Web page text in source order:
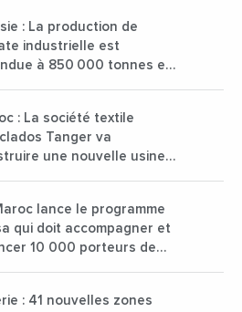
: La production de
industrielle est
à 850 000 tonnes en
: La société textile
Tanger va
une nouvelle usine
lance le programme
qui doit accompagner et
10 000 porteurs de
: 41 nouvelles zones